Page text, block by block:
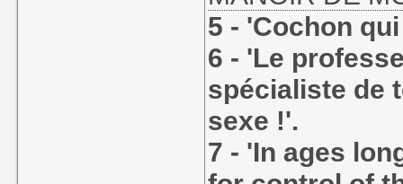
5 - 'Cochon
6 - 'Le
spécialiste de
sexe !'.
7 - 'In ages